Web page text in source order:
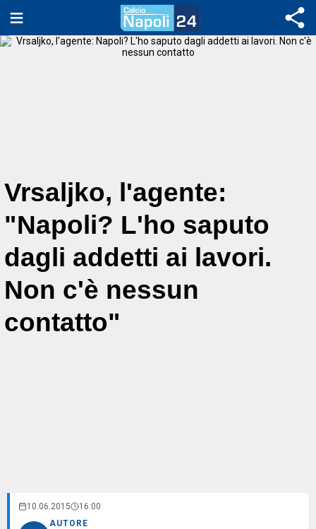
Vrsaljko, l'agente:
"Napoli? L'ho saputo
dagli addetti ai lavori.
Non c'è nessun
contatto"
10.06.2015 16:00
AUTORE